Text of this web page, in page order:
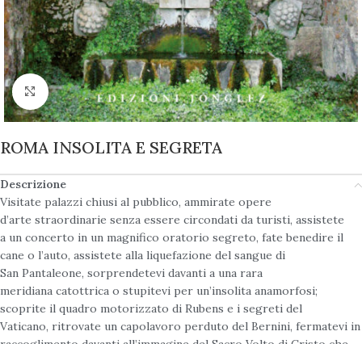
Click to enlarge
ROMA INSOLITA E SEGRETA
Descrizione
Visitate palazzi chiusi al pubblico, ammirate opere
d’arte straordinarie senza essere circondati da turisti, assistete
a un concerto in un magnifico oratorio segreto, fate benedire il
cane o l’auto, assistete alla liquefazione del sangue di
San Pantaleone, sorprendetevi davanti a una rara
meridiana catottrica o stupitevi per un’insolita anamorfosi;
scoprite il quadro motorizzato di Rubens e i segreti del
Vaticano, ritrovate un capolavoro perduto del Bernini, fermatevi in